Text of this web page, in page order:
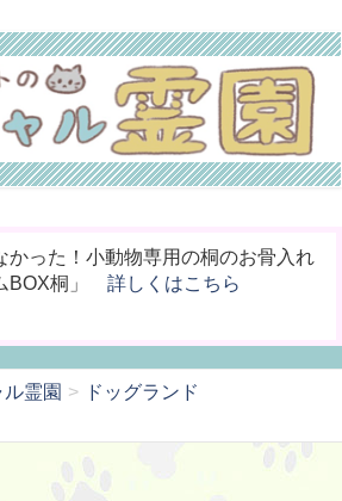
命日や周忌にオンライン上で法要を
リモート供養」 詳しくはこちら
コンパクト化！お手元供養の新しい
やすら木の箱」 詳しくはこちら
かった！小動物専用の桐のお骨入れ
BOX桐」 詳しくはこちら
霊園
ドッグランド